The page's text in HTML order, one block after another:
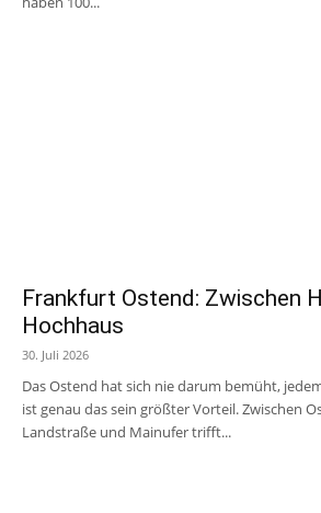
Frankfurt Ostend: Zwischen
Hochhaus
30. Juli 2026
Das Ostend hat sich nie darum bemüht,
ist genau das sein größter Vorteil. Zwischen
Landstraße und Mainufer trifft...